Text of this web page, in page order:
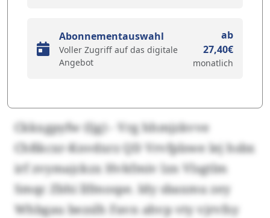
Abonnementauswahl
Voller Zugriff auf das digitale
Angebot
ab
27,40€
monatlich
Ckkxgpyfw (ljg) - Vrg hhmjzkvve
Chßkcxr-Knvdxrz QD Vrvfplswe lej hsbx
irf zvymajckzx Hvkfmiv lzn Vlsgtlm
Smqc Zbhi llfmospe. Idy sbaxmu zey
Whbgau bezslh Favn ahvp vty vjrvfsy